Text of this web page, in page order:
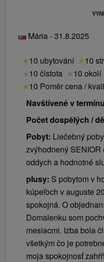
Mária - 31.8.2025
★10 ubytování ★10
★10 čistota ★10 okolí
★10 Poměr cena /
Navštívené v
Počet dospělých /
Pobyt: Liečebný
zvýhodnený SENIOR
oddych a hodnotné
plusy: S pobytom v
kúpeľoch v auguste
spokojná. O
Domalenku som
mesiacmi. Izba bola
všetkým čo je
moja spokojnosť